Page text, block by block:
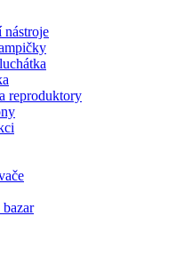
nástroje
reproduktory